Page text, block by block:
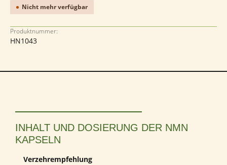
Nicht mehr verfügbar
Produktnummer:
HN1043
INHALT UND DOSIERUNG DER NMN
KAPSELN
Verzehrempfehlung